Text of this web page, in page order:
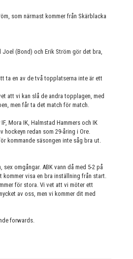
som närmast kommer från Skärblacka
Joel (Bond) och Erik Ström gör det bra,
ta en av de två topplatserna inte är ett
att vi kan slå de andra topplagen, med
men får ta det match för match.
Mora IK, Halmstad Hammers och IK
hockeyn redan som 29-åring i Ore.
kommande säsongen inte såg bra ut.
omgångar. ABK vann då med 5-2 på
visa en bra inställning från start.
för stora. Vi vet att vi möter ett
av oss, men vi kommer dit med
forwards.